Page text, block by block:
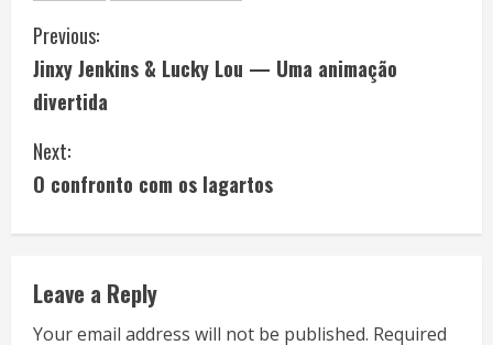
C
o
n
t
i
n
u
Previous:
Jinxy Jenkins & Lucky Lou — Uma animação
divertida
Next:
O confronto com os lagartos
Leave a Reply
Your email address will not be published. Required